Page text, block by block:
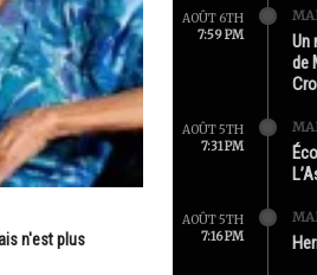
n'est plus
AOÛT 6TH
7:59 PM
Un
de
AOÛT 5TH
7:31 PM
AOÛT 5TH
7:16 PM